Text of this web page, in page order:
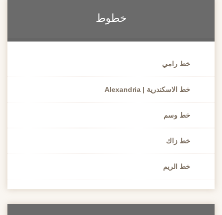
خطوط
خط رامي
خط الاسكندرية | Alexandria
خط وسم
خط زاك
خط الريم